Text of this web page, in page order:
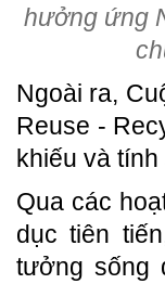
hưởng ứng
Ngoài ra,
Reuse -
khiếu và
Qua các
dục tiên
tưởng sống